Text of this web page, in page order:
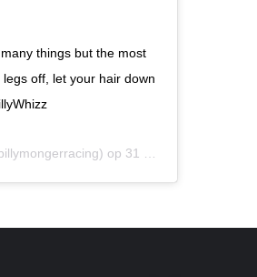
things but the most
off, let your hair down
op 31 Dec 2018 om 3:14 (PST)